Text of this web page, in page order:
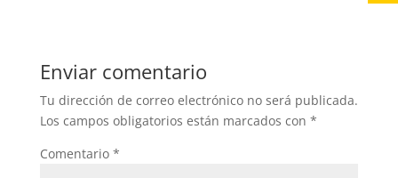
Enviar comentario
Tu dirección de correo electrónico no será publicada.
Los campos obligatorios están marcados con *
Comentario *